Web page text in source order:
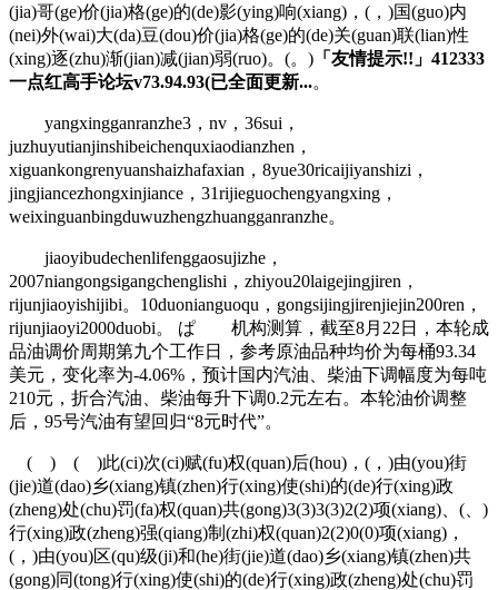
(jia)哥(ge)价(jia)格(ge)的(de)影(ying)响(xiang)，(，)国(guo)内
(nei)外(wai)大(da)豆(dou)价(jia)格(ge)的(de)关(guan)联(lian)性
(xing)逐(zhu)渐(jian)减(jian)弱(ruo)。(。) 「友情提示!!」412333
一点红高手论坛v73.94.93(已全面更新...。
yangxingganranzhe3，nv，36sui，
juzhuyutianjinshibeichenquxiaodianzhen，
xiguankongrenyuanshaizhafaxian，8yue30ricaijiyanshizi，
jingjiancezhongxinjiance，31rijieguochengyangxing，
weixinguanbingduwuzhengzhuangganranzhe。
jiaoyibudechenlifenggaosujizhe，
2007niangongsigangchenglishi，zhiyou20laigejingjiren，
rijunjiaoyishijibi。10duonianguoqu，gongsijingjirenjiejin200ren，
rijunjiaoyi2000duobi。 ぱ 机构测算，截至8月22日，本轮成
品油调价周期第九个工作日，参考原油品种均价为每桶93.34
美元，变化率为-4.06%，预计国内汽油、柴油下调幅度为每吨
210元，折合汽油、柴油每升下调0.2元左右。本轮油价调整
后，95号汽油有望回归“8元时代”。
( ) ( )此(ci)次(ci)赋(fu)权(quan)后(hou)，(，)由(you)街
(jie)道(dao)乡(xiang)镇(zhen)行(xing)使(shi)的(de)行(xing)政
(zheng)处(chu)罚(fa)权(quan)共(gong)3(3)3(3)2(2)项(xiang)、(、)
行(xing)政(zheng)强(qiang)制(zhi)权(quan)2(2)0(0)项(xiang)，
(，)由(you)区(qu)级(ji)和(he)街(jie)道(dao)乡(xiang)镇(zhen)共
(gong)同(tong)行(xing)使(shi)的(de)行(xing)政(zheng)处(chu)罚